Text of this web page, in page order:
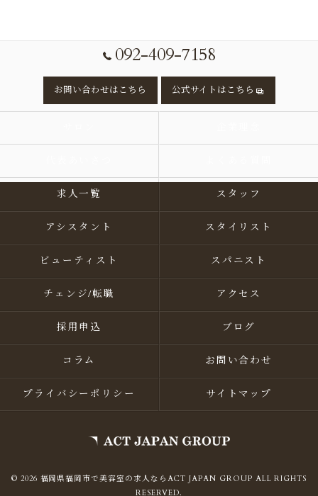
092-409-7158
お問い合わせはこちら 公式サイトはこちら
求人一覧 スタッフ
アシスタント スタイリスト
ビューティスト スパニスト
チェンジ/転職 アクセス
採用申込 ブログ
コラム お問い合わせ
プライバシーポリシー サイトマップ
© 2026 福岡県福岡市で美容室の求人ならACT JAPAN GROUP ALL RIGHTS
RESERVED.